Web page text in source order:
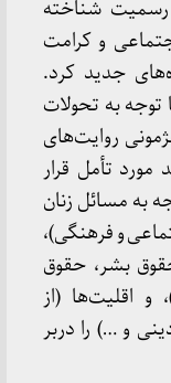
رسمیت شناخته
و کرامت
جدید کرد.
به تحولات
روایت‌های
تأمل قرار
به مسائل زنان
و فرهنگی)،
بشر، حقوق
اقلیت‌ها (از
و …) را دربر